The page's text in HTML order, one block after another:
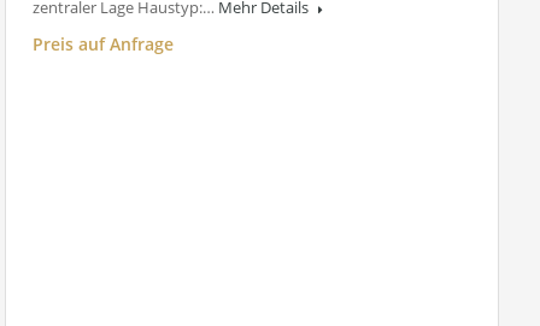
zentraler Lage Haustyp:… Mehr Details
Preis auf Anfrage